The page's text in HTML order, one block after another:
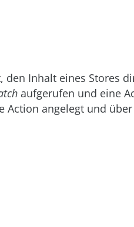
Inhalt eines Stores
aufgerufen und eine
Action angelegt und